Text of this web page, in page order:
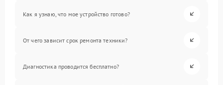
Как я узнаю, что мое устройство готово?
От чего зависит срок ремонта техники?
Диагностика проводится бесплатно?